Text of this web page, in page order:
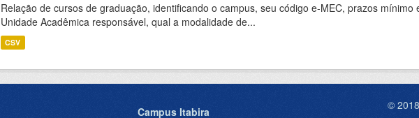
Relação de cursos de graduação, identificando o campus, seu código e-MEC, prazos mínimo
Unidade Acadêmica responsável, qual a modalidade de...
CSV
Campus Itabira ©